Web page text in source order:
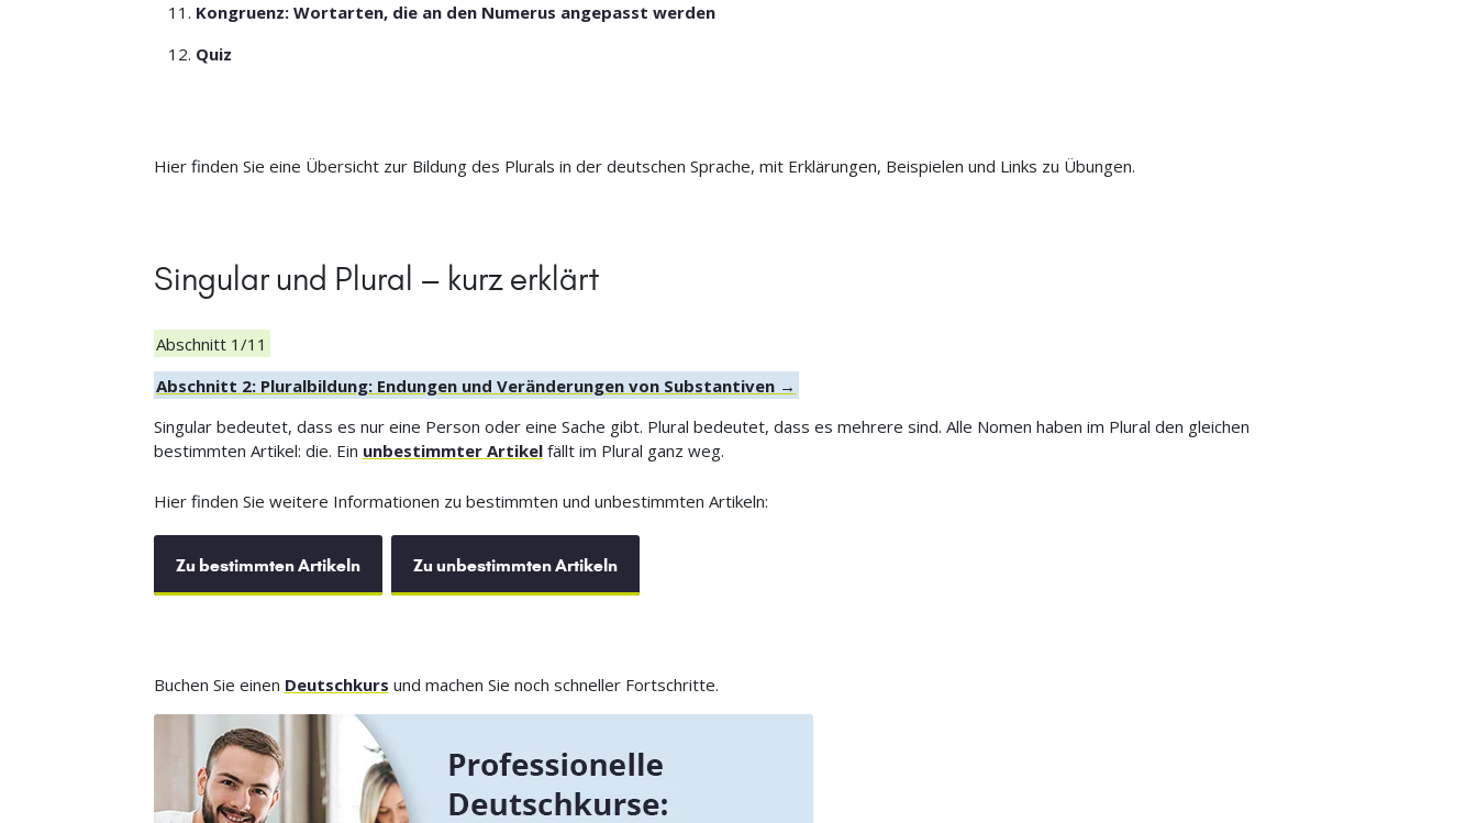
Kongruenz: Wortarten, die an den Numerus angepasst werden
Quiz
Hier finden Sie eine Übersicht zur Bildung des Plurals in der deutschen Sprache, mit Erklärungen, Beispielen und Links zu Übungen.
Singular und Plural – kurz erklärt
Abschnitt 1/11
Abschnitt 2: Pluralbildung: Endungen und Veränderungen von Substantiven →
Singular bedeutet, dass es nur eine Person oder eine Sache gibt. Plural bedeutet, dass es mehrere sind. Alle Nomen haben im Plural den gleichen
bestimmten Artikel: die. Ein unbestimmter Artikelfällt im Plural ganz weg.
Hier finden Sie weitere Informationen zu bestimmten und unbestimmten Artikeln:
Zu bestimmten Artikeln Zu unbestimmten Artikeln
Buchen Sie einen Deutschkurs und machen Sie noch schneller Fortschritte.